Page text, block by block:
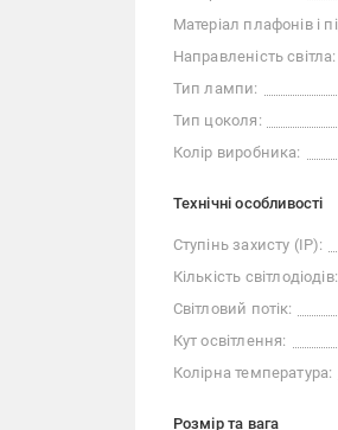
Матеріал плафонів і
Направленість світла:
Тип лампи:
Тип цоколя:
Колір виробника:
Технічні особливості
Ступінь захисту (IP):
Кількість світлодіодів:
Світловий потік:
Кут освітлення:
Колірна температура:
Розмір та вага